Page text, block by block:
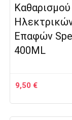
Καθαρισμού
Επαφών
400ML
9,50 €